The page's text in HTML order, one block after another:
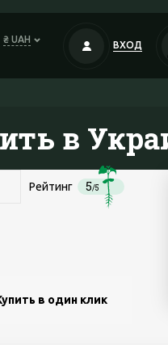
₴ UAH
ВХОД
в
Рейтинг 5/5
в один клик